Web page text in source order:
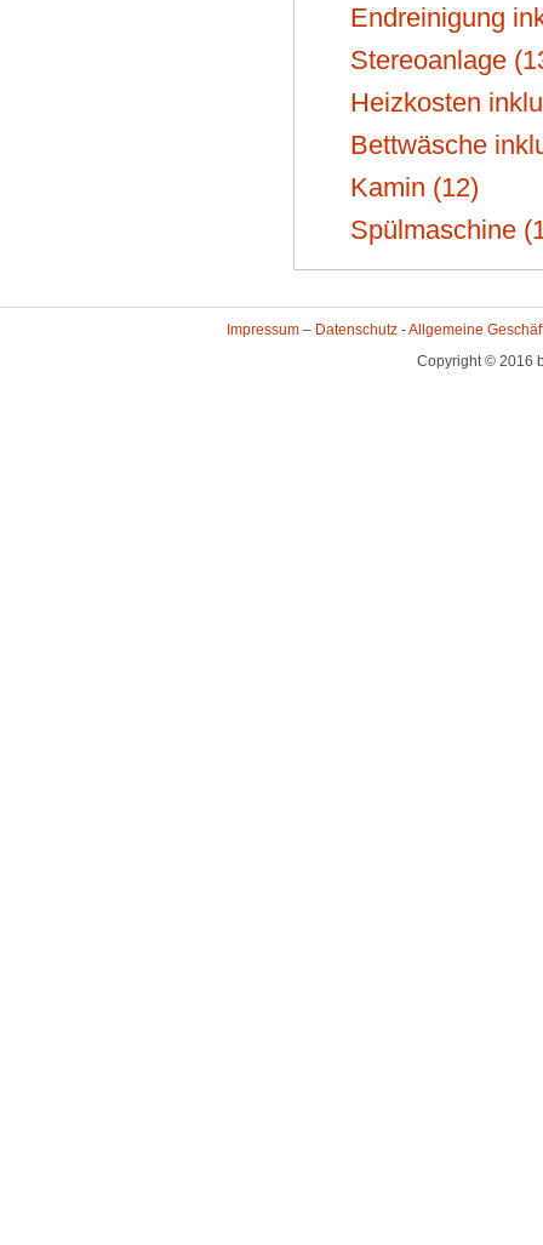
Endreinigung
Stereoanlage
Heizkosten
Bettwäsche
Kamin (12)
Spülmaschine
Impressum– Datenschutz-Allgemeine
Copyright © 2016